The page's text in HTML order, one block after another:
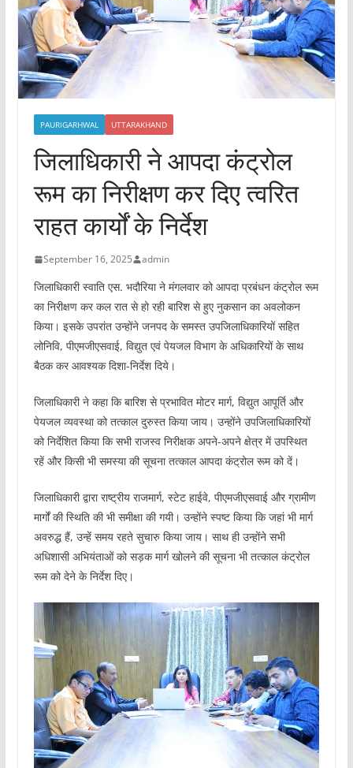
PAURIGARHWAL UTTARAKHAND
जिलाधिकारी ने आपदा कंट्रोल
रूम का निरीक्षण कर दिए त्वरित
राहत कार्यों के निर्देश
September 16, 2025 admin
जिलाधिकारी स्वाति एस. भदौरिया ने मंगलवार को आपदा प्रबंधन कंट्रोल रूम
का निरीक्षण कर कल रात से हो रही बारिश से हुए नुकसान का अवलोकन
किया। इसके उपरांत उन्होंने जनपद के समस्त उपजिलाधिकारियों सहित
लोनिवि, पीएमजीएसवाई, विद्युत एवं पेयजल विभाग के अधिकारियों के साथ
बैठक कर आवश्यक दिशा-निर्देश दिये।
जिलाधिकारी ने कहा कि बारिश से प्रभावित मोटर मार्ग, विद्युत आपूर्ति और
पेयजल व्यवस्था को तत्काल दुरुस्त किया जाय। उन्होंने उपजिलाधिकारियों
को निर्देशित किया कि सभी राजस्व निरीक्षक अपने-अपने क्षेत्र में उपस्थित
रहें और किसी भी समस्या की सूचना तत्काल आपदा कंट्रोल रूम को दें।
जिलाधिकारी द्वारा राष्ट्रीय राजमार्ग, स्टेट हाईवे, पीएमजीएसवाई और ग्रामीण
मार्गों की स्थिति की भी समीक्षा की गयी। उन्होंने स्पष्ट किया कि जहां भी मार्ग
अवरुद्ध हैं, उन्हें समय रहते सुचारु किया जाय। साथ ही उन्होंने सभी
अधिशासी अभियंताओं को सड़क मार्ग खोलने की सूचना भी तत्काल कंट्रोल
रूम को देने के निर्देश दिए।